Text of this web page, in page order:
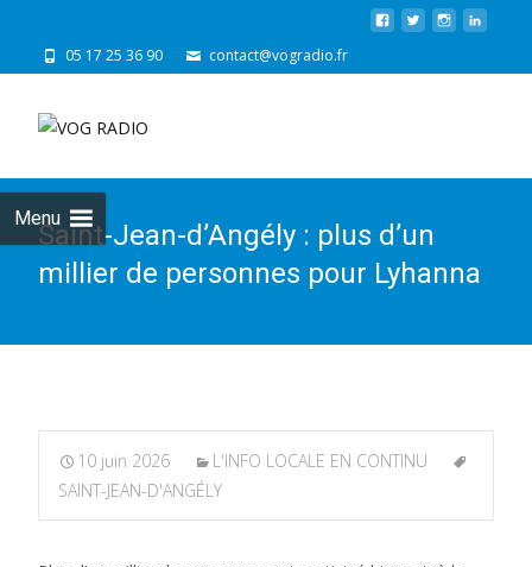
05 17 25 36 90 contact@vogradio.fr
Menu
Saint-Jean-d’Angély : plus d’un
millier de personnes pour Lyhanna
10 juin 2026
L'INFO LOCALE EN CONTINU
SAINT-JEAN-D'ANGÉLY